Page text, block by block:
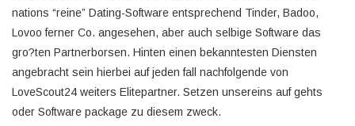
nations “reine” Dating-Software entsprechend Tinder, Badoo,
Lovoo ferner Co. angesehen, aber auch selbige Software das
gro?ten Partnerborsen. Hinten einen bekanntesten Diensten
angebracht sein hierbei auf jeden fall nachfolgende von
LoveScout24 weiters Elitepartner. Setzen unsereins auf gehts
oder Software package zu diesem zweck.